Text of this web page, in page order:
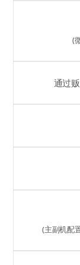
(
通过
(主副机配